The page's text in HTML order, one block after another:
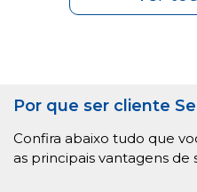
Por que ser cliente
Confira abaixo tudo que
as principais vantagens de